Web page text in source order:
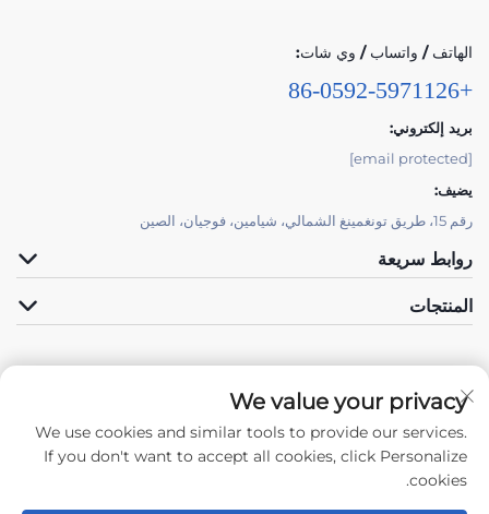
الهاتف / واتساب / وي شات:
+86-0592-5971126
بريد إلكتروني:
[email protected]
يضيف:
رقم 15، طريق تونغمينغ الشمالي، شيامين، فوجيان، الصين
روابط سريعة
المنتجات
تابعنا
We value your privacy
We use cookies and similar tools to provide our services.
If you don't want to accept all cookies, click Personalize
cookies.